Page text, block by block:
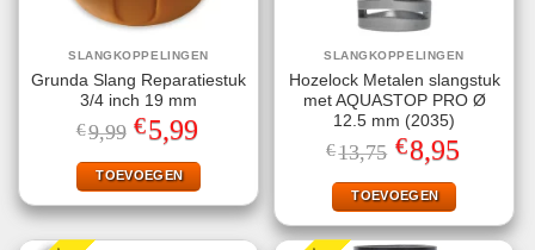
SLANGKOPPELINGEN
Grunda Slang Reparatiestuk
3/4 inch 19 mm
€9,99 Oorspronkelijke
prijs
was:
€9,99.
€5,99
is:
€5,99.
TOEVOEGEN
SLANGKOPPELINGEN
Hozelock Metalen slangstuk
met AQUASTOP PRO Ø
12.5 mm (2035)
€13,75 Oorspronkelijke
prijs
was:
€13,75.
€8,95prijs
TOEVOEGEN